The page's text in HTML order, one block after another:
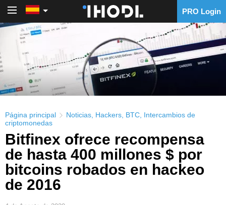
PRO Login
Página principal Noticias Hackers BTC Intercambios de
criptomonedas
Bitfinex ofrece recompensa
de hasta 400 millones $ por
bitcoins robados en hackeo
de 2016